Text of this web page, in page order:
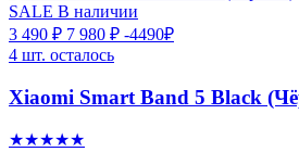
SALE В наличии
3 490 ₽ 7 980 ₽ -4490₽
4 шт. осталось
Xiaomi Smart Band 5 Black
★★★★★